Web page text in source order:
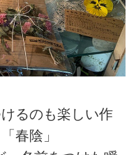
るのも楽しい作
春陰」